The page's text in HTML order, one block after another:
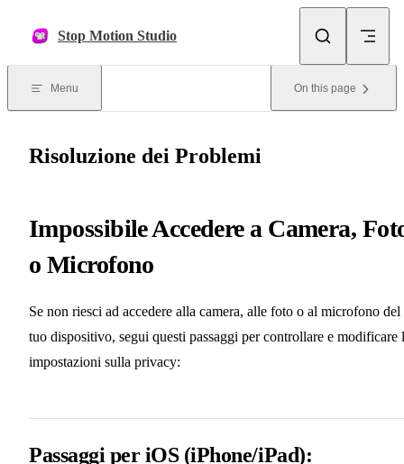
Stop Motion Studio
Menu On this page
Risoluzione dei Problemi
Impossibile Accedere a Camera,
o Microfono
Se non riesci ad accedere alla camera, alle foto o al microfono del
tuo dispositivo, segui questi passaggi per controllare e modificare
impostazioni sulla privacy:
Passaggi per iOS (iPhone/iPad):